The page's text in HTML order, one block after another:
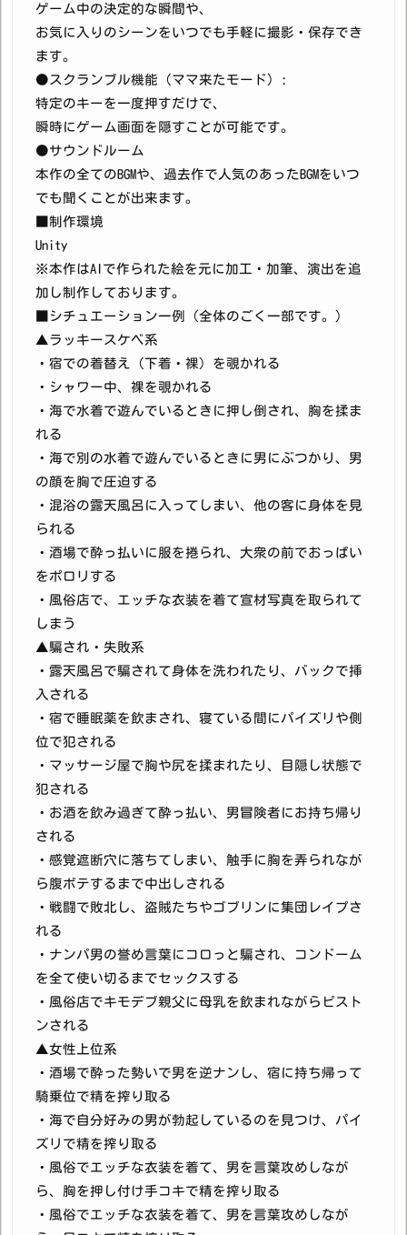
ゲーム中の決定的な瞬間や、
お気に入りのシーンをいつでも手軽に撮影・保存でき
ます。
●スクランブル機能（ママ来たモード）:
特定のキーを一度押すだけで、
瞬時にゲーム画面を隠すことが可能です。
●サウンドルーム
本作の全てのBGMや、過去作で人気のあったBGMをいつ
でも聞くことが出来ます。
■制作環境
Unity
※本作はAIで作られた絵を元に加工・加筆、演出を追
加し制作しております。
■シチュエーション一例（全体のごく一部です。）
▲ラッキースケベ系
・宿での着替え（下着・裸）を覗かれる
・シャワー中、裸を覗かれる
・海で水着で遊んでいるときに押し倒され、胸を揉ま
れる
・海で別の水着で遊んでいるときに男にぶつかり、男
の顔を胸で圧迫する
・混浴の露天風呂に入ってしまい、他の客に身体を見
られる
・酒場で酔っ払いに服を捲られ、大衆の前でおっぱい
をポロリする
・風俗店で、エッチな衣装を着て宣材写真を取られて
しまう
▲騙され・失敗系
・露天風呂で騙されて身体を洗われたり、バックで挿
入される
・宿で睡眠薬を飲まされ、寝ている間にパイズリや側
位で犯される
・マッサージ屋で胸や尻を揉まれたり、目隠し状態で
犯される
・お酒を飲み過ぎて酔っ払い、男冒険者にお持ち帰り
される
・感覚遮断穴に落ちてしまい、触手に胸を弄られなが
ら腹ボテするまで中出しされる
・戦闘で敗北し、盗賊たちやゴブリンに集団レイプさ
れる
・ナンパ男の誉め言葉にコロっと騙され、コンドーム
を全て使い切るまでセックスする
・風俗店でキモデブ親父に母乳を飲まれながらピスト
ンされる
▲女性上位系
・酒場で酔った勢いで男を逆ナンし、宿に持ち帰って
騎乗位で精を搾り取る
・海で自分好みの男が勃起しているのを見つけ、パイ
ズリで精を搾り取る
・風俗でエッチな衣装を着て、男を言葉攻めしなが
ら、胸を押し付け手コキで精を搾り取る
・風俗でエッチな衣装を着て、男を言葉攻めしなが